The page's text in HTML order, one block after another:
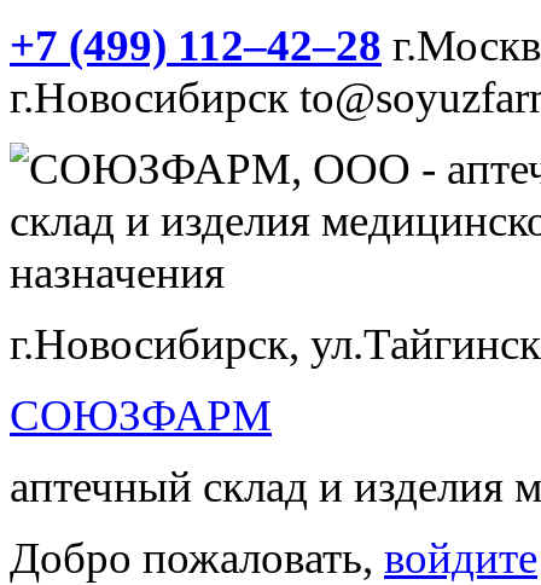
+7 (499) 112‒42‒28
г.Новосибирск
г.Новосибирск,
СОЮЗФАРМ
аптечный склад и изделия
Добро пожаловать, войдите